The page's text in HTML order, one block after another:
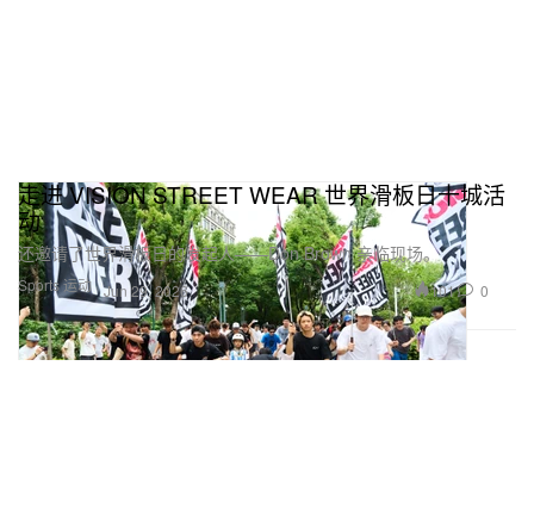
Sports 运动
走进 VISION STREET WEAR 世界滑板日十城活
动
还邀请了世界滑板日的发起人——Don Brown 亲临现场。
Jun 29, 2026 101 0